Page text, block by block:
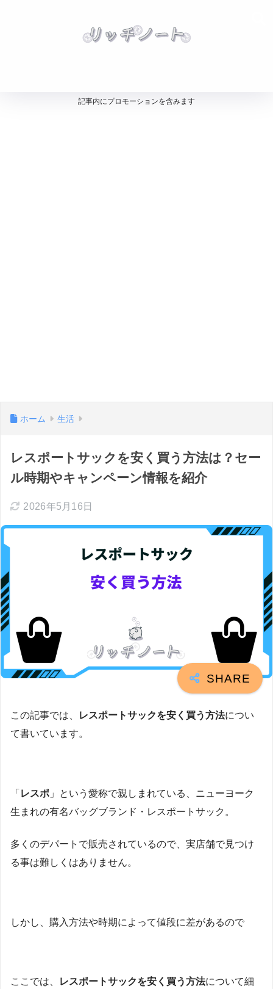
記事内にプロモーションを含みます
ホーム 生活
レスポートサックを安く買う方法は？セー
ル時期やキャンペーン情報を紹介
2026年5月16日
この記事では、 レスポートサックを安く買う方法につい
て書いています。
「 レスポ 」という愛称で親しまれている、ニューヨーク
生まれの有名バッグブランド・レスポートサック。
多くのデパートで販売されているので、実店舗で見つけ
る事は難しくはありません。
しかし、購入方法や時期によって値段に差があるので
ここでは、 レスポートサックを安く買う方法について細